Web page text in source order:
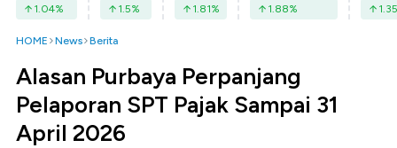
1.04% 1.5% 1.81% 1.88% 1.35
HOME News Berita
Alasan Purbaya Perpanjang
Pelaporan SPT Pajak Sampai 31
April 2026